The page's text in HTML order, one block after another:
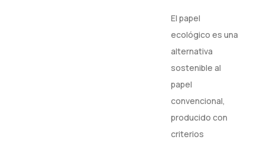
El papel
ecológico es una
alternativa
sostenible al
papel
convencional,
producido con
criterios